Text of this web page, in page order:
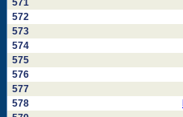
571
572
573
574
575
576
577
578